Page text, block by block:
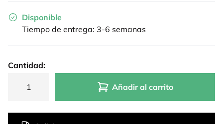
Disponible
Tiempo de entrega: 3-6 semanas
Cantidad:
Añadir al carrito